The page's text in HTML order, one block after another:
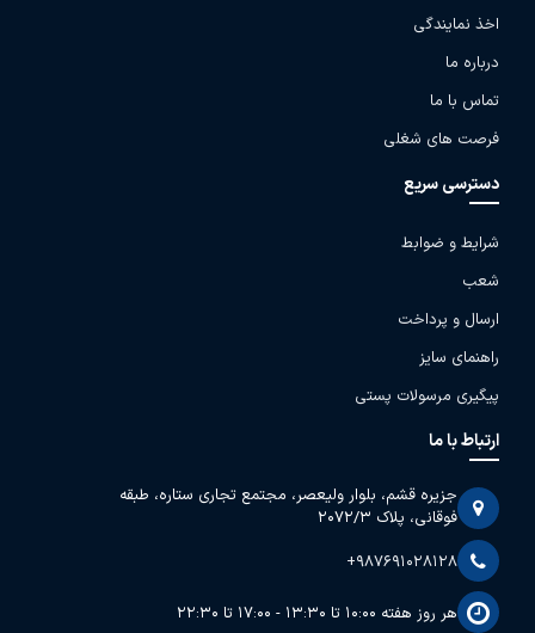
اخذ نمایندگی
درباره ما
تماس با ما
فرصت های شغلی
دسترسی سریع
شرایط و ضوابط
شعب
ارسال و پرداخت
راهنمای سایز
پیگیری مرسولات پستی
ارتباط با ما
جزیره قشم، بلوار ولیعصر، مجتمع تجاری ستاره، طبقه
فوقانی، پلاک 2072/3
+987691028128
هر روز هفته 10:00 تا 13:30 - 17:00 تا 22:30